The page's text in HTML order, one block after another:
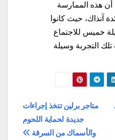
أن هذه الممارسة
آنذاك، حيث كانوا
خميس للاجتماع
التجربة وسيلة
متاجر برلين تتخذ إجراءات
جديدة لحماية اللحوم
والأسماك من السرقة